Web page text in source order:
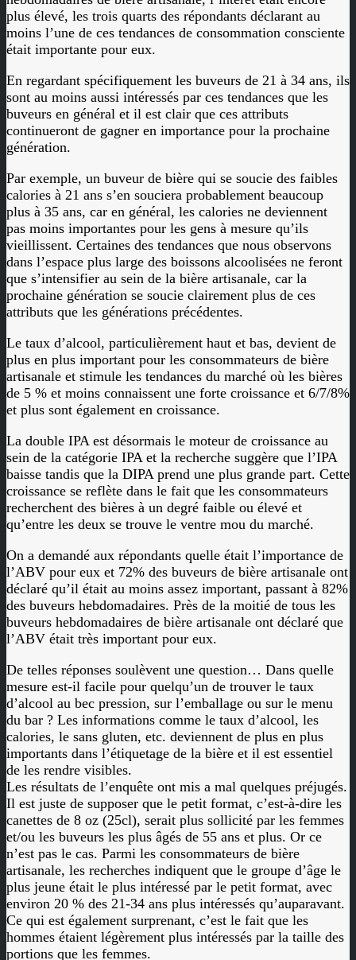
plus élevé, les trois quarts des répondants déclarant au
moins l’une de ces tendances de consommation consciente
était importante pour eux.
En regardant spécifiquement les buveurs de 21 à 34 ans, ils
sont au moins aussi intéressés par ces tendances que les
buveurs en général et il est clair que ces attributs
continueront de gagner en importance pour la prochaine
génération.
Par exemple, un buveur de bière qui se soucie des faibles
calories à 21 ans s’en souciera probablement beaucoup
plus à 35 ans, car en général, les calories ne deviennent
pas moins importantes pour les gens à mesure qu’ils
vieillissent. Certaines des tendances que nous observons
dans l’espace plus large des boissons alcoolisées ne feront
que s’intensifier au sein de la bière artisanale, car la
prochaine génération se soucie clairement plus de ces
attributs que les générations précédentes.
Le taux d’alcool, particulièrement haut et bas, devient de
plus en plus important pour les consommateurs de bière
artisanale et stimule les tendances du marché où les bières
de 5 % et moins connaissent une forte croissance et 6/7/8%
et plus sont également en croissance.
La double IPA est désormais le moteur de croissance au
sein de la catégorie IPA et la recherche suggère que l’IPA
baisse tandis que la DIPA prend une plus grande part. Cette
croissance se reflète dans le fait que les consommateurs
recherchent des bières à un degré faible ou élevé et
qu’entre les deux se trouve le ventre mou du marché.
On a demandé aux répondants quelle était l’importance de
l’ABV pour eux et 72% des buveurs de bière artisanale ont
déclaré qu’il était au moins assez important, passant à 82%
des buveurs hebdomadaires. Près de la moitié de tous les
buveurs hebdomadaires de bière artisanale ont déclaré que
l’ABV était très important pour eux.
De telles réponses soulèvent une question… Dans quelle
mesure est-il facile pour quelqu’un de trouver le taux
d’alcool au bec pression, sur l’emballage ou sur le menu
du bar ? Les informations comme le taux d’alcool, les
calories, le sans gluten, etc. deviennent de plus en plus
importants dans l’étiquetage de la bière et il est essentiel
de les rendre visibles.
Les résultats de l’enquête ont mis a mal quelques préjugés.
Il est juste de supposer que le petit format, c’est-à-dire les
canettes de 8 oz (25cl), serait plus sollicité par les femmes
et/ou les buveurs les plus âgés de 55 ans et plus. Or ce
n’est pas le cas. Parmi les consommateurs de bière
artisanale, les recherches indiquent que le groupe d’âge le
plus jeune était le plus intéressé par le petit format, avec
environ 20 % des 21-34 ans plus intéressés qu’auparavant.
Ce qui est également surprenant, c’est le fait que les
hommes étaient légèrement plus intéressés par la taille des
portions que les femmes.